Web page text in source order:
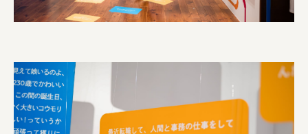
オーナークライアント 日南市／設計・施工 株式会社乃
amirisu株式会社
SPACE COTAN株式会社 / 大樹町役場企画商工課航空宇
クワトロ Quattro